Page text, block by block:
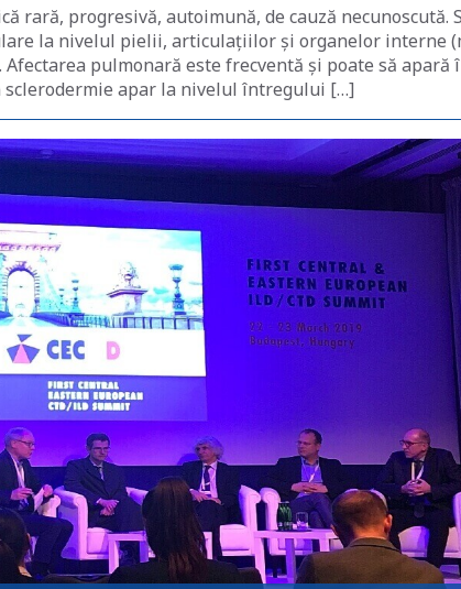
rară, progresivă, autoimună, de cauză necunoscută.
la nivelul pielii, articulațiilor și organelor interne
pulmonară este frecventă și poate să apară
apar la nivelul întregului […]